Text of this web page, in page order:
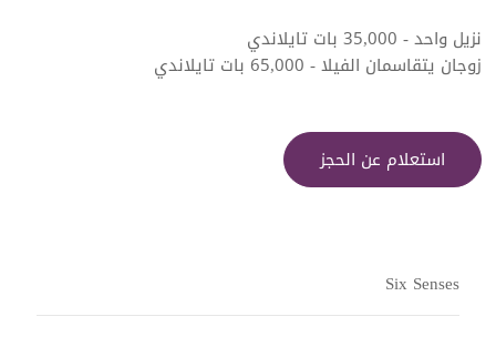
نزيل واحد - 35,000 بات تايلاندي
زوجان يتقاسمان الفيلا - 65,000 بات تايلاندي
استعلام عن الحجز
Six Senses